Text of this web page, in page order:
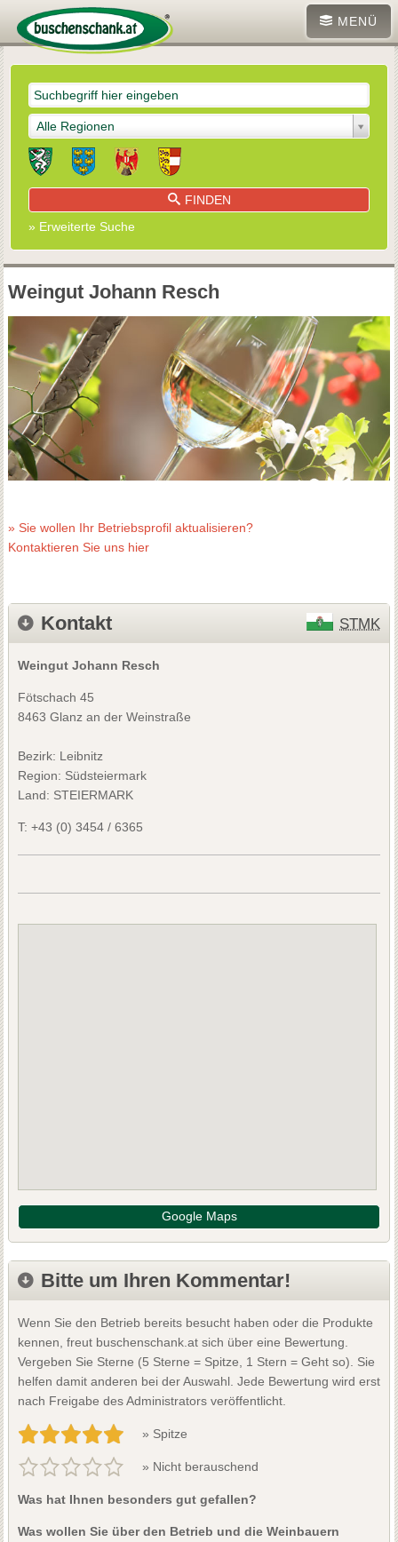
MENÜ
Alle Regionen
FINDEN
» Erweiterte Suche
Weingut Johann Resch
» Sie wollen Ihr Betriebsprofil aktualisieren?
Kontaktieren Sie uns hier
Kontakt STMK
Weingut Johann Resch
Fötschach 45
8463 Glanz an der Weinstraße
Bezirk: Leibnitz
Region: Südsteiermark
Land: STEIERMARK
T: +43 (0) 3454 / 6365
Google Maps
Bitte um Ihren Kommentar!
Wenn Sie den Betrieb bereits besucht haben oder die Produkte
kennen, freut buschenschank.at sich über eine Bewertung.
Vergeben Sie Sterne (5 Sterne = Spitze, 1 Stern = Geht so). Sie
helfen damit anderen bei der Auswahl. Jede Bewertung wird erst
nach Freigabe des Administrators veröffentlicht.
» Spitze
» Nicht berauschend
Was hat Ihnen besonders gut gefallen?
Was wollen Sie über den Betrieb und die Weinbauern